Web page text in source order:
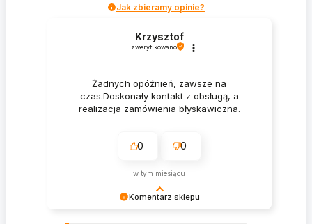
Jak zbieramy opinie?
Komentarz sklepu
Krzysztof
zweryfikowano
Żadnych opóźnień, zawsze na
czas.Doskonały kontakt z obsługą, a
realizacja zamówienia błyskawiczna.
0 0
w tym miesiącu